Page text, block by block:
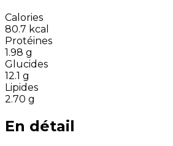
Calories
80.7 kcal
Protéines
1.98 g
Glucides
12.1 g
Lipides
2.70 g
En détail